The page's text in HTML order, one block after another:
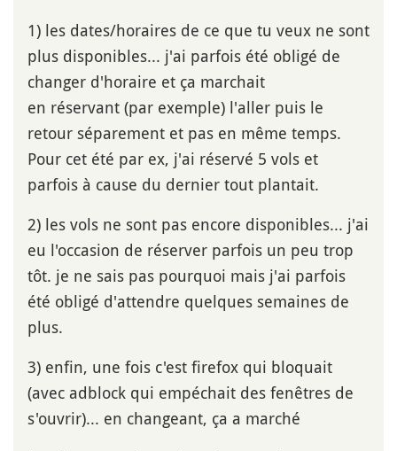
1) les dates/horaires de ce que tu veux ne sont
plus disponibles... j'ai parfois été obligé de
changer d'horaire et ça marchait
en réservant (par exemple) l'aller puis le
retour séparement et pas en même temps.
Pour cet été par ex, j'ai réservé 5 vols et
parfois à cause du dernier tout plantait.
2) les vols ne sont pas encore disponibles... j'ai
eu l'occasion de réserver parfois un peu trop
tôt. je ne sais pas pourquoi mais j'ai parfois
été obligé d'attendre quelques semaines de
plus.
3) enfin, une fois c'est firefox qui bloquait
(avec adblock qui empéchait des fenêtres de
s'ouvrir)... en changeant, ça a marché